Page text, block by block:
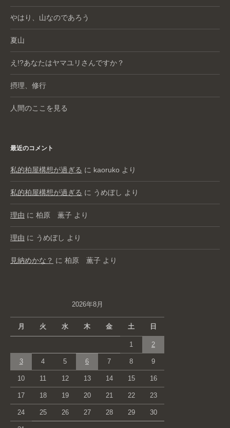
やはり、山なのであろう
夏山
え!?あなたはヤマユリさんですか？
摂理、修行
人間のここを見る
最近のコメント
私的柏屋構想が過ぎる に kaoruko より
私的柏屋構想が過ぎる に うめぼし より
理由 に 柏原 薫子 より
理由 に うめぼし より
見納めかな？ に 柏原 薫子 より
2026年8月
月 火 水 木 金 土 日
1 2
3 4 5 6 7 8 9
10 11 12 13 14 15 16
17 18 19 20 21 22 23
24 25 26 27 28 29 30